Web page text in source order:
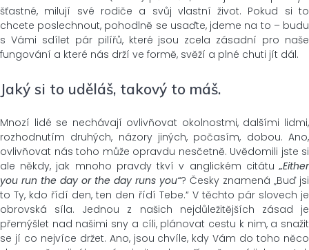
šťastné, milují své rodiče a svůj vlastní život. Pokud si to
chcete poslechnout, pohodlně se usaďte, jdeme na to – budu
s Vámi sdílet pár pilířů, které jsou zcela zásadní pro naše
fungování a které nás drží ve formě, svěží a plné chuti jít dál.
Jaký si to uděláš, takový to máš.
Mnozí lidé se nechávají ovlivňovat okolnostmi, dalšími lidmi,
rozhodnutím druhých, názory jiných, počasím, dobou. Ano,
ovlivňovat nás toho může opravdu nesčetně. Uvědomili jste si
ale někdy, jak mnoho pravdy tkví v anglickém citátu„Either
you run the day or the day runs you“? Česky znamená „Buď jsi
to Ty, kdo řídí den, ten den řídí Tebe.“ V těchto pár slovech je
obrovská síla. Jednou z našich nejdůležitějších zásad je
přemýšlet nad našimi sny a cíli, plánovat cestu k nim, a snažit
se jí co nejvíce držet. Ano, jsou chvíle, kdy Vám do toho něco